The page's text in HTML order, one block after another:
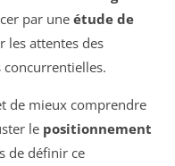
par une étude de
les attentes des
de mieux comprendre
le positionnement
de définir ce